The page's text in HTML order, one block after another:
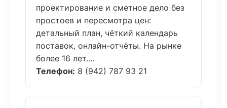
проектирование и сметное дело без
простоев и пересмотра цен:
детальный план, чёткий календарь
поставок, онлайн-отчёты. На рынке
более 16 лет....
Телефон: 8 (942) 787 93 21